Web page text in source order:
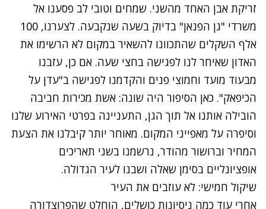
זריקת אבן האחד מהשני. שמחים וטובי לב פסענו אל
משרדי "גן הפנאן" בדיוק בשעה שנקבעה. לצערנו, 100
אלף השקלים שהתכוונו להשאיר במקום לא הרשימו את
האדון שאיחר לנו לפגישה בחצי שעה. אם כן, עזבנו
מבעוד מועד וחמוצי פנים והקדמנו לפגישה ב"עדן על
הכיפאק". כאן הסיפור היה שונה: אשת מכירות חביבה
הובילה אותנו אל תוך הגן, התעניינה בפרטי האירוע שלנו
וסיפרה על מאפייני המקום. מאוחר יותר קיבלנו את הצעת
המחיר וברושור מהודר, נרשמנו בשני תאריכים
אופציונליים בסימן שאלה ושבנו לעיר הגדולה.
שיקול חמישי: לא עוזבים את העיר
אחרי עוד כמה ניסיונות כושלים, הוחלט שהפרוצדורה